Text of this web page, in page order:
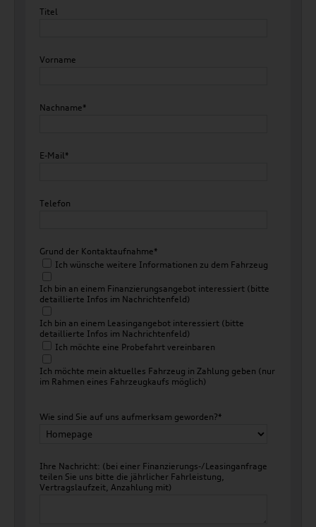
Titel
Vorname
Nachname*
E-Mail*
Telefon
Grund der Kontaktaufnahme*
Ich wünsche weitere Informationen zu dem Fahrzeug
Ich bin an einem Finanzierungsangebot interessiert (bitte
detaillierte Infos im Nachrichtenfeld)
Ich bin an einem Leasingangebot interessiert (bitte
detaillierte Infos im Nachrichtenfeld)
Ich möchte eine Probefahrt vereinbaren
Ich möchte mein aktuelles Fahrzeug in Zahlung geben (nur
im Rahmen eines Fahrzeugkaufs möglich)
Wie sind Sie auf uns aufmerksam geworden?*
Ihre Nachricht: (bei einer Finanzierungs-/Leasinganfrage
teilen Sie uns bitte die jährlicher Fahrleistung,
Vertragslaufzeit, Anzahlung mit)